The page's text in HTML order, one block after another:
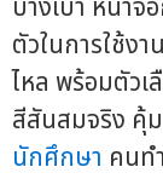
บางเบา หน้าจ
ตัวในการใช้ง
ไหล พร้อมตัว
สีสันสมจริง คุ้
นักศึกษา คนท